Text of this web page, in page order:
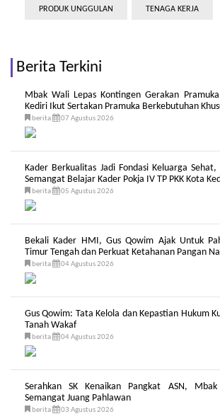
PRODUK UNGGULAN TENAGA KERJA
Berita Terkini
Mbak Wali Lepas Kontingen Gerakan
Kediri Ikut Sertakan Pramuka Berkebutuhan
berita 07 Agustus 2026
Kader Berkualitas Jadi Fondasi Keluarga
Semangat Belajar Kader Pokja IV TP PKK Kota
berita 05 Agustus 2026
Bekali Kader HMI, Gus Qowim Ajak Untuk
Timur Tengah dan Perkuat Ketahanan Pangan
berita 04 Agustus 2026
Gus Qowim: Tata Kelola dan Kepastian Hukum
Tanah Wakaf
berita 04 Agustus 2026
Serahkan SK Kenaikan Pangkat ASN,
Semangat Juang Pahlawan
berita 03 Agustus 2026